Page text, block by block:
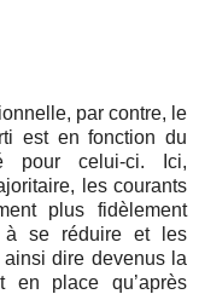
par contre, le
est en fonction du
pour celui-ci. Ici,
les courants
plus fidèlement
à se réduire et les
dire devenus la
en place qu’après